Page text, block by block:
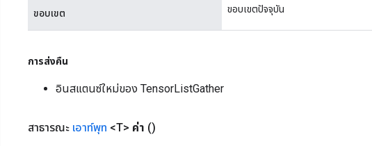
ขอบเขต ขอบเขตปัจจุบัน
การส่งคืน
อินสแตนซ์ใหม่ของ TensorListGather
สาธารณะ เอาท์พุท <T> ค่า ()